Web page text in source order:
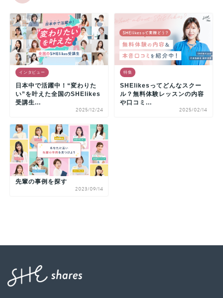
インタビュー
日本中で活躍中！“変わりた
い”を叶えた全国のSHElikes
受講生...
2025/12/24
特集
SHElikesってどんなスクー
ル？無料体験レッスンの内容
や口コミ...
2025/02/14
先輩の事例を探す
2023/09/14